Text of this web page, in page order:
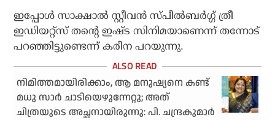
ഇപ്പോള്‍ സാക്ഷാല്‍ സ്റ്റീവന്‍ സ്പീല്‍ബര്‍ഗ്ഗ് ത്രീ
ഇഡിയറ്റ്‌സ് തന്റെ ഇഷ്ട സിനിമയാണെന്ന് തന്നോട്
പറഞ്ഞിട്ടുണ്ടെന്ന് കരീന പറയുന്നു.
നിമിത്തമായിരിക്കാം, ആ മനുഷ്യനെ കണ്ട്
മധു സാര്‍ ചാടിയെഴുന്നേറ്റു; അത്
ചിത്രയുടെ അച്ഛനായിരുന്നു: പി. ചന്ദ്രകുമാര്‍